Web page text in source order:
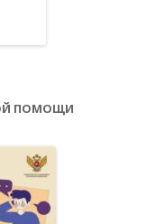
ПОМОЩИ